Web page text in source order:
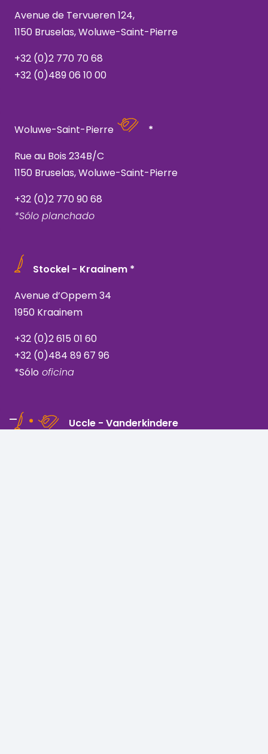
Avenue de Tervueren 124,
1150 Bruselas, Woluwe-Saint-Pierre
+32 (0)2 770 70 68
+32 (0)489 06 10 00
Woluwe-Saint-Pierre
*
Rue au Bois 234B/C
1150 Bruselas, Woluwe-Saint-Pierre
+32 (0)2 770 90 68
*Sólo planchado
Stockel - Kraainem *
Avenue d’Oppem 34
1950 Kraainem
+32 (0)2 615 01 60
+32 (0)484 89 67 96
*Sólo oficina
Uccle - Vanderkindere